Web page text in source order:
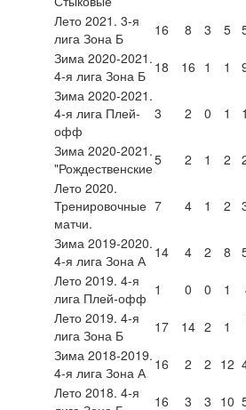
Лето 2021. 3-я
лига Зона Б
16 8 3 5
Зима 2020-2021.
4-я лига Зона Б 18 16 1 1
Зима 2020-2021.
4-я лига Плей-
офф
3 2 0 1
Зима 2020-2021.
"Рождественские5 2 1 2
Лето 2020.
Тренировочные
матчи.
7 4 1 2
Зима 2019-2020.
4-я лига Зона А 14 4 2 8
Лето 2019. 4-я
лига Плей-офф 1 0 0 1
Лето 2019. 4-я
лига Зона Б
17 14 2 1
Зима 2018-2019.
4-я лига Зона А 16 2 2 12
Лето 2018. 4-я
16 3 3 10